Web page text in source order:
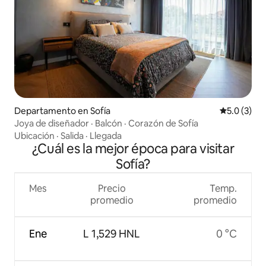
Departamento en Sofía
5.0 (3)
Joya de diseñador · Balcón · Corazón de Sofía
Ubicación · Salida · Llegada
¿Cuál es la mejor época para visitar
Sofía?
Mes
Ene
Precio
promedio
L 1,529 HNL
Temp.
promedio
0 °C